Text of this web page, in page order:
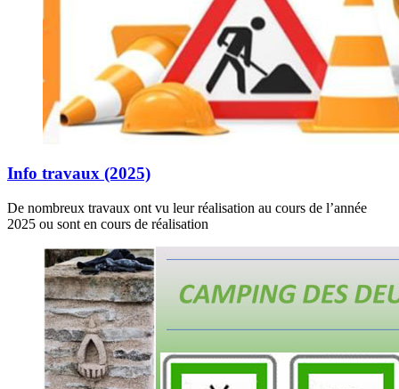
Info travaux (2025)
De nombreux travaux ont vu leur réalisation au cours de l’année
2025 ou sont en cours de réalisation